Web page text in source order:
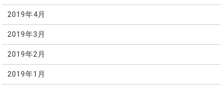
2019年4月
2019年3月
2019年2月
2019年1月